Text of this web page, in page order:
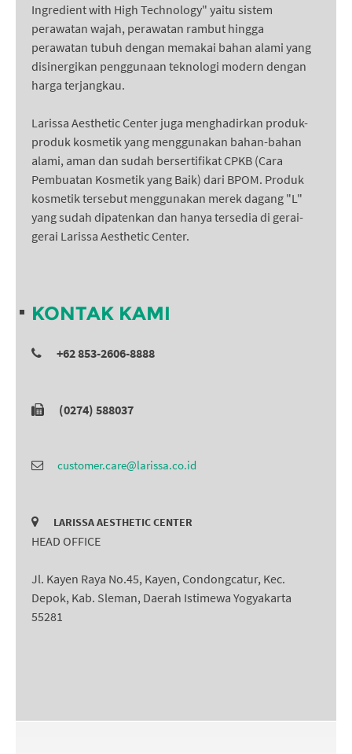
Ingredient with High Technology" yaitu sistem
perawatan wajah, perawatan rambut hingga
perawatan tubuh dengan memakai bahan alami yang
disinergikan penggunaan teknologi modern dengan
harga terjangkau.
Larissa Aesthetic Center juga menghadirkan produk-
produk kosmetik yang menggunakan bahan-bahan
alami, aman dan sudah bersertifikat CPKB (Cara
Pembuatan Kosmetik yang Baik) dari BPOM. Produk
kosmetik tersebut menggunakan merek dagang "L"
yang sudah dipatenkan dan hanya tersedia di gerai-
gerai Larissa Aesthetic Center.
KONTAK KAMI
+62 853-2606-8888
(0274) 588037
customer.care@larissa.co.id
LARISSA AESTHETIC CENTER
HEAD OFFICE
Jl. Kayen Raya No.45, Kayen, Condongcatur, Kec.
Depok, Kab. Sleman, Daerah Istimewa Yogyakarta
55281